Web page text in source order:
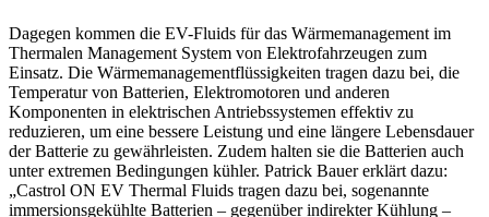
Dagegen kommen die EV-Fluids für das Wärmemanagement im
Thermalen Management System von Elektrofahrzeugen zum
Einsatz. Die Wärmemanagementflüssigkeiten tragen dazu bei, die
Temperatur von Batterien, Elektromotoren und anderen
Komponenten in elektrischen Antriebssystemen effektiv zu
reduzieren, um eine bessere Leistung und eine längere Lebensdauer
der Batterie zu gewährleisten. Zudem halten sie die Batterien auch
unter extremen Bedingungen kühler. Patrick Bauer erklärt dazu:
„Castrol ON EV Thermal Fluids tragen dazu bei, sogenannte
immersionsgekühlte Batterien – gegenüber indirekter Kühlung –